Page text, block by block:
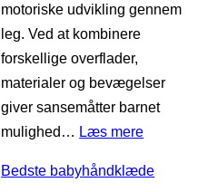
n
s
s
e
l
e
e
n
æ
s
e
s
g
motoriske udvikling gennem
leg. Ved at kombinere
forskellige overflader,
materialer og bevægelser
giver sansemåtter barnet
mulighed… Læs mere:
e
Bedste babyhåndklæde